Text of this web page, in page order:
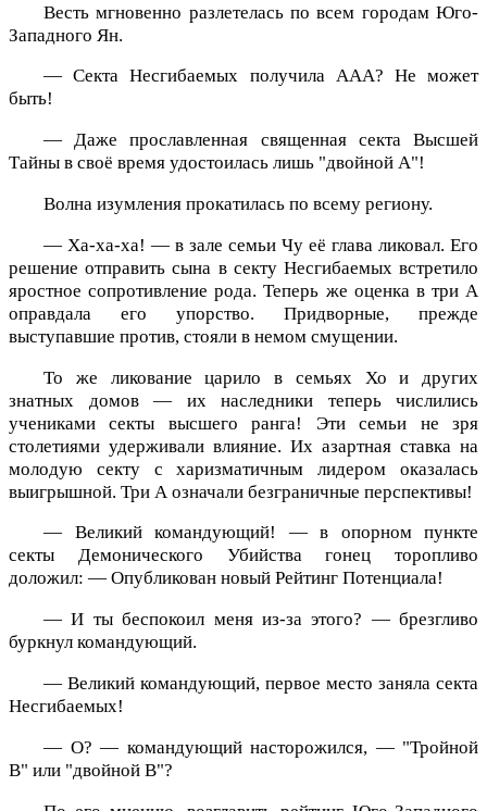
Весть мгновенно разлетелась по всем городам Юго-
Западного Ян.
— Секта Несгибаемых получила ААА? Не может
быть!
— Даже прославленная священная секта Высшей
Тайны в своё время удостоилась лишь "двойной А"!
Волна изумления прокатилась по всему региону.
— Ха-ха-ха! — в зале семьи Чу её глава ликовал. Его
решение отправить сына в секту Несгибаемых встретило
яростное сопротивление рода. Теперь же оценка в три А
оправдала его упорство. Придворные, прежде
выступавшие против, стояли в немом смущении.
То же ликование царило в семьях Хо и других
знатных домов — их наследники теперь числились
учениками секты высшего ранга! Эти семьи не зря
столетиями удерживали влияние. Их азартная ставка на
молодую секту с харизматичным лидером оказалась
выигрышной. Три А означали безграничные перспективы!
— Великий командующий! — в опорном пункте
секты Демонического Убийства гонец торопливо
доложил: — Опубликован новый Рейтинг Потенциала!
— И ты беспокоил меня из-за этого? — брезгливо
буркнул командующий.
— Великий командующий, первое место заняла секта
Несгибаемых!
— О? — командующий насторожился, — "Тройной
B" или "двойной B"?